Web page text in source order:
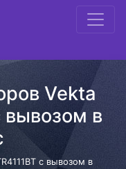
Vekta
вывозом в
с вывозом в